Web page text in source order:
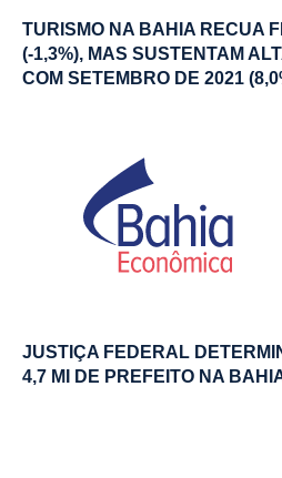
TURISMO NA BAHIA RECUA
(-1,3%), MAS SUSTENTAM
COM SETEMBRO DE 2021
JUSTIÇA FEDERAL
4,7 MI DE PREFEITO NA